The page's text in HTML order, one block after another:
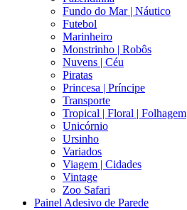
Fundo do Mar | Náutico
Futebol
Marinheiro
Monstrinho | Robôs
Nuvens | Céu
Piratas
Princesa | Príncipe
Transporte
Tropical | Floral | Folhagem
Unicórnio
Ursinho
Variados
Viagem | Cidades
Vintage
Zoo Safari
Painel Adesivo de Parede